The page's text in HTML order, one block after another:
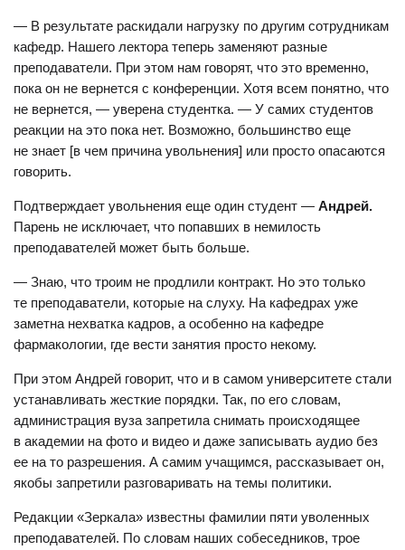
— В результате раскидали нагрузку по другим сотрудникам
кафедр. Нашего лектора теперь заменяют разные
преподаватели. При этом нам говорят, что это временно,
пока он не вернется с конференции. Хотя всем понятно, что
не вернется, — уверена студентка. — У самих студентов
реакции на это пока нет. Возможно, большинство еще
не знает [в чем причина увольнения] или просто опасаются
говорить.
Подтверждает увольнения еще один студент — Андрей.
Парень не исключает, что попавших в немилость
преподавателей может быть больше.
— Знаю, что троим не продлили контракт. Но это только
те преподаватели, которые на слуху. На кафедрах уже
заметна нехватка кадров, а особенно на кафедре
фармакологии, где вести занятия просто некому.
При этом Андрей говорит, что и в самом университете стали
устанавливать жесткие порядки. Так, по его словам,
администрация вуза запретила снимать происходящее
в академии на фото и видео и даже записывать аудио без
ее на то разрешения. А самим учащимся, рассказывает он,
якобы запретили разговаривать на темы политики.
Редакции «Зеркала» известны фамилии пяти уволенных
преподавателей. По словам наших собеседников, трое